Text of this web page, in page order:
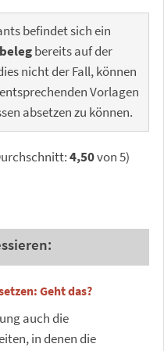
befindet sich ein
bereits auf der
nicht der Fall, können
Vorlagen
absetzen zu können.
4,50von 5)
Geht das?
auch die
in denen die